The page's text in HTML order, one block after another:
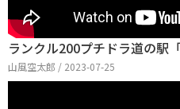
ランクル200プチドラ道の駅
山風空太郎 / 2023-07-25